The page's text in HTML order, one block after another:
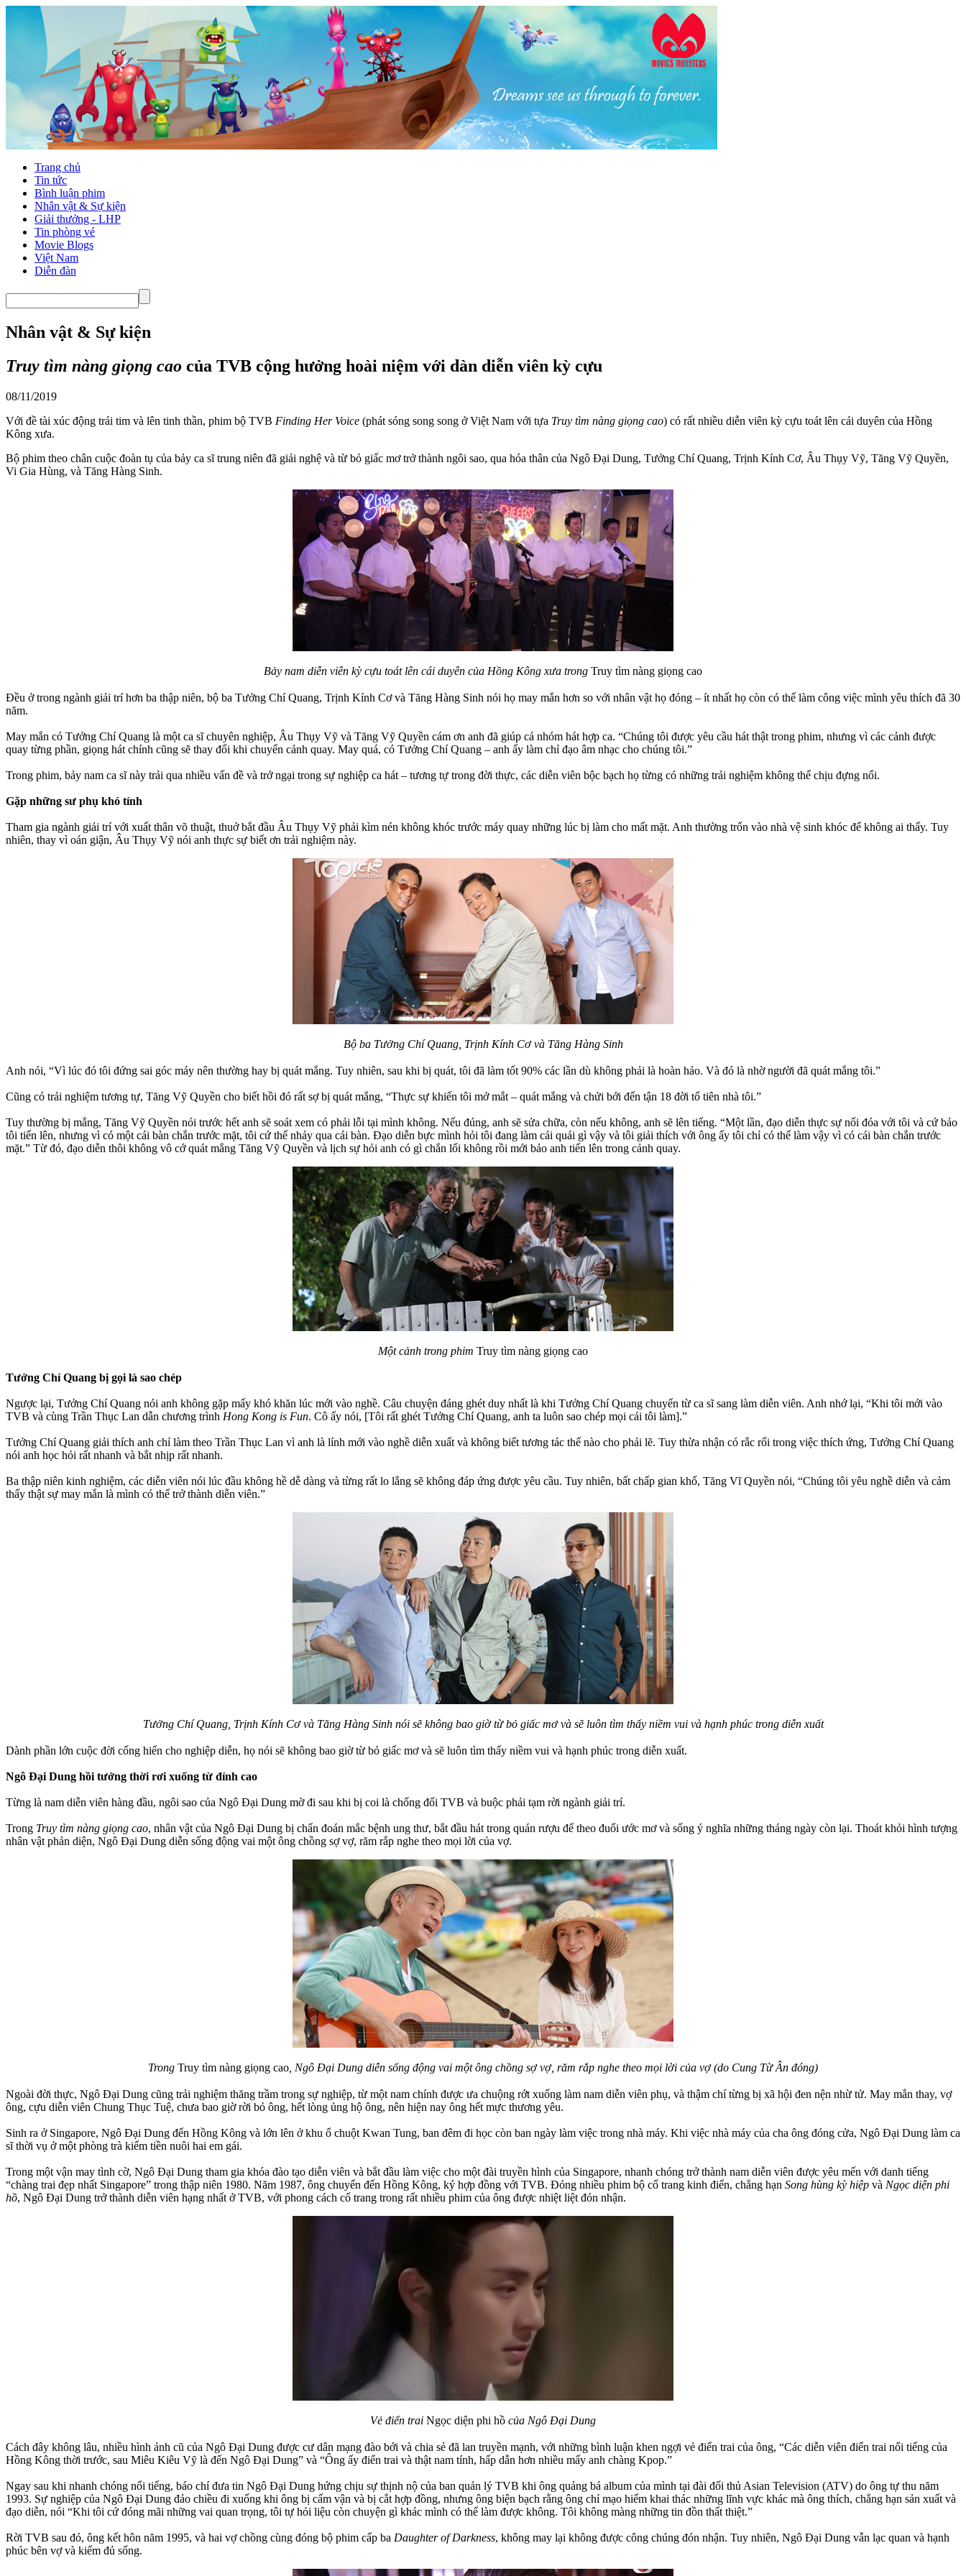
Trang chủ
Tin tức
Bình luận phim
Nhân vật & Sự kiện
Giải thưởng - LHP
Tin phòng vé
Movie Blogs
Việt Nam
Diễn đàn
Nhân vật & Sự kiện
Truy tìm nàng giọng cao của TVB cộng hưởng hoài niệm với dàn diễn viên kỳ cựu
08/11/2019
Với đề tài xúc động trái tim và lên tinh thần, phim bộ TVB Finding Her Voice (phát sóng song song ở Việt Nam với tựa Truy tìm nàng giọng cao) có rất nhiều diễn viên kỳ cựu toát lên cái duyên của Hồng
Kông xưa.
Bộ phim theo chân cuộc đoàn tụ của bảy ca sĩ trung niên đã giải nghệ và từ bỏ giấc mơ trở thành ngôi sao, qua hóa thân của Ngô Đại Dung, Tưởng Chí Quang, Trịnh Kính Cơ, Âu Thụy Vỹ, Tăng Vỹ Quyền,
Vi Gia Hùng, và Tăng Hàng Sinh.
Bảy nam diễn viên kỳ cựu toát lên cái duyên của Hồng Kông xưa trong Truy tìm nàng giọng cao
Đều ở trong ngành giải trí hơn ba thập niên, bộ ba Tưởng Chí Quang, Trịnh Kính Cơ và Tăng Hàng Sinh nói họ may mắn hơn so với nhân vật họ đóng – ít nhất họ còn có thể làm công việc mình yêu thích đã 30
năm.
May mắn có Tưởng Chí Quang là một ca sĩ chuyên nghiệp, Âu Thụy Vỹ và Tăng Vỹ Quyền cám ơn anh đã giúp cả nhóm hát hợp ca. “Chúng tôi được yêu cầu hát thật trong phim, nhưng vì các cảnh được
quay từng phần, giọng hát chính cũng sẽ thay đổi khi chuyển cảnh quay. May quá, có Tưởng Chí Quang – anh ấy làm chỉ đạo âm nhạc cho chúng tôi.”
Trong phim, bảy nam ca sĩ này trải qua nhiều vấn đề và trở ngại trong sự nghiệp ca hát – tương tự trong đời thực, các diễn viên bộc bạch họ từng có những trải nghiệm không thể chịu đựng nổi.
Gặp những sư phụ khó tính
Tham gia ngành giải trí với xuất thân võ thuật, thuở bắt đầu Âu Thụy Vỹ phải kìm nén không khóc trước máy quay những lúc bị làm cho mất mặt. Anh thường trốn vào nhà vệ sinh khóc để không ai thấy. Tuy
nhiên, thay vì oán giận, Âu Thụy Vỹ nói anh thực sự biết ơn trải nghiệm này.
Bộ ba Tưởng Chí Quang, Trịnh Kính Cơ và Tăng Hàng Sinh
Anh nói, “Vì lúc đó tôi đứng sai góc máy nên thường hay bị quát mắng. Tuy nhiên, sau khi bị quát, tôi đã làm tốt 90% các lần dù không phải là hoàn hảo. Và đó là nhờ người đã quát mắng tôi.”
Cũng có trải nghiệm tương tự, Tăng Vỹ Quyền cho biết hồi đó rất sợ bị quát mắng, “Thực sự khiến tôi mở mắt – quát mắng và chửi bới đến tận 18 đời tổ tiên nhà tôi.”
Tuy thường bị mắng, Tăng Vỹ Quyền nói trước hết anh sẽ soát xem có phải lỗi tại mình không. Nếu đúng, anh sẽ sửa chữa, còn nếu không, anh sẽ lên tiếng. “Một lần, đạo diễn thực sự nổi đóa với tôi và cứ bảo
tôi tiến lên, nhưng vì có một cái bàn chắn trước mặt, tôi cứ thế nhảy qua cái bàn. Đạo diễn bực mình hỏi tôi đang làm cái quái gì vậy và tôi giải thích với ông ấy tôi chỉ có thể làm vậy vì có cái bàn chắn trước
mặt.” Từ đó, đạo diễn thôi không vô cớ quát mắng Tăng Vỹ Quyền và lịch sự hỏi anh có gì chắn lối không rồi mới bảo anh tiến lên trong cảnh quay.
Một cảnh trong phim Truy tìm nàng giọng cao
Tưởng Chí Quang bị gọi là sao chép
Ngược lại, Tưởng Chí Quang nói anh không gặp mấy khó khăn lúc mới vào nghề. Câu chuyện đáng ghét duy nhất là khi Tưởng Chí Quang chuyển từ ca sĩ sang làm diễn viên. Anh nhớ lại, “Khi tôi mới vào
TVB và cùng Trần Thục Lan dẫn chương trình Hong Kong is Fun. Cô ấy nói, [Tôi rất ghét Tưởng Chí Quang, anh ta luôn sao chép mọi cái tôi làm].”
Tưởng Chí Quang giải thích anh chỉ làm theo Trần Thục Lan vì anh là lính mới vào nghề diễn xuất và không biết tương tác thế nào cho phải lẽ. Tuy thừa nhận có rắc rối trong việc thích ứng, Tưởng Chí Quang
nói anh học hỏi rất nhanh và bắt nhịp rất nhanh.
Ba thập niên kinh nghiệm, các diễn viên nói lúc đầu không hề dễ dàng và từng rất lo lắng sẽ không đáp ứng được yêu cầu. Tuy nhiên, bất chấp gian khổ, Tăng Vĩ Quyền nói, “Chúng tôi yêu nghề diễn và cảm
thấy thật sự may mắn là mình có thể trở thành diễn viên.”
Tưởng Chí Quang, Trịnh Kính Cơ và Tăng Hàng Sinh nói sẽ không bao giờ từ bỏ giấc mơ và sẽ luôn tìm thấy niềm vui và hạnh phúc trong diễn xuất
Dành phần lớn cuộc đời cống hiến cho nghiệp diễn, họ nói sẽ không bao giờ từ bỏ giấc mơ và sẽ luôn tìm thấy niềm vui và hạnh phúc trong diễn xuất.
Ngô Đại Dung hồi tưởng thời rơi xuống từ đỉnh cao
Từng là nam diễn viên hàng đầu, ngôi sao của Ngô Đại Dung mờ đi sau khi bị coi là chống đối TVB và buộc phải tạm rời ngành giải trí.
Trong Truy tìm nàng giọng cao, nhân vật của Ngô Đại Dung bị chẩn đoán mắc bệnh ung thư, bắt đầu hát trong quán rượu để theo đuổi ước mơ và sống ý nghĩa những tháng ngày còn lại. Thoát khỏi hình tượng
nhân vật phản diện, Ngô Đại Dung diễn sống động vai một ông chồng sợ vợ, răm rắp nghe theo mọi lời của vợ.
Trong Truy tìm nàng giọng cao , Ngô Đại Dung diễn sống động vai một ông chồng sợ vợ, răm rắp nghe theo mọi lời của vợ (do Cung Từ Ân đóng)
Ngoài đời thực, Ngô Đại Dung cũng trải nghiệm thăng trầm trong sự nghiệp, từ một nam chính được ưa chuộng rớt xuống làm nam diễn viên phụ, và thậm chí từng bị xã hội đen nện nhừ tử. May mắn thay, vợ
ông, cựu diễn viên Chung Thục Tuệ, chưa bao giờ rời bỏ ông, hết lòng ủng hộ ông, nên hiện nay ông hết mực thương yêu.
Sinh ra ở Singapore, Ngô Đại Dung đến Hồng Kông và lớn lên ở khu ổ chuột Kwan Tung, ban đêm đi học còn ban ngày làm việc trong nhà máy. Khi việc nhà máy của cha ông đóng cửa, Ngô Đại Dung làm ca
sĩ thời vụ ở một phòng trà kiếm tiền nuôi hai em gái.
Trong một vận may tình cờ, Ngô Đại Dung tham gia khóa đào tạo diễn viên và bắt đầu làm việc cho một đài truyền hình của Singapore, nhanh chóng trở thành nam diễn viên được yêu mến với danh tiếng
“chàng trai đẹp nhất Singapore” trong thập niên 1980. Năm 1987, ông chuyển đến Hồng Kông, ký hợp đồng với TVB. Đóng nhiều phim bộ cổ trang kinh điển, chẳng hạn Song hùng kỳ hiệp và Ngọc diện phi
hồ, Ngô Đại Dung trở thành diễn viên hạng nhất ở TVB, với phong cách cổ trang trong rất nhiều phim của ông được nhiệt liệt đón nhận.
Vẻ điển trai Ngọc diện phi hồ của Ngô Đại Dung
Cách đây không lâu, nhiều hình ảnh cũ của Ngô Đại Dung được cư dân mạng đào bới và chia sẻ đã lan truyền mạnh, với những bình luận khen ngợi vẻ điển trai của ông, “Các diễn viên điển trai nổi tiếng của
Hồng Kông thời trước, sau Miêu Kiêu Vỹ là đến Ngô Đại Dung” và “Ông ấy điển trai và thật nam tính, hấp dẫn hơn nhiều mấy anh chàng Kpop.”
Ngay sau khi nhanh chóng nổi tiếng, báo chí đưa tin Ngô Đại Dung hứng chịu sự thịnh nộ của ban quản lý TVB khi ông quảng bá album của mình tại đài đối thủ Asian Television (ATV) do ông tự thu năm
1993. Sự nghiệp của Ngô Đại Dung đảo chiều đi xuống khi ông bị cấm vận và bị cắt hợp đồng, nhưng ông biện bạch rằng ông chỉ mạo hiểm khai thác những lĩnh vực khác mà ông thích, chẳng hạn sản xuất và
đạo diễn, nói “Khi tôi cứ đóng mãi những vai quan trọng, tôi tự hỏi liệu còn chuyện gì khác mình có thể làm được không. Tôi không màng những tin đồn thất thiệt.”
Rời TVB sau đó, ông kết hôn năm 1995, và hai vợ chồng cùng đóng bộ phim cấp ba Daughter of Darkness, không may lại không được công chúng đón nhận. Tuy nhiên, Ngô Đại Dung vẫn lạc quan và hạnh
phúc bên vợ và kiếm đủ sống.